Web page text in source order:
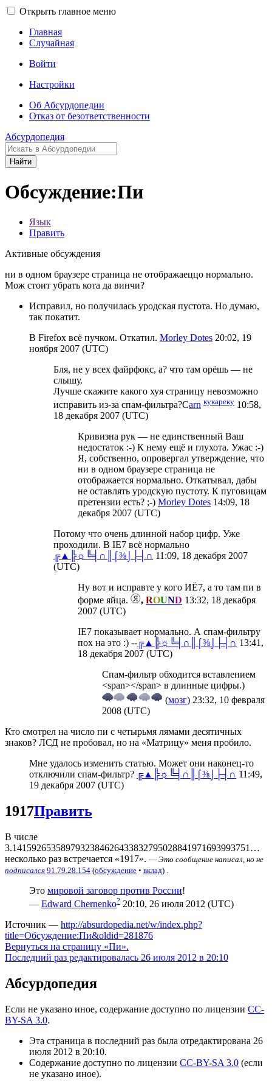
Открыть главное меню
Главная
Случайная
Войти
Настройки
Об Абсурдопедии
Отказ от безответственности
Абсурдопедия
Найти
Обсуждение:Пи
Язык
Править
Активные обсуждения
ни в одном браузере страница не отображаеццо нормально.
Мож стоит убрать кота да винчи?
Исправил, но получилась уродская пустота. Но думаю,
так покатит.
В Firefox всё пучком. Откатил. Morley Dotes 20:02, 19
ноября 2007 (UTC)
Бля, не у всех файрфокс, а? что там орёшь — не
слышу.
Лучше скажите какого хуя страницу невозможно
исправить из-за спам-фильтра?Carn кукареку 10:58,
18 декабря 2007 (UTC)
Кривизна рук — не единственный Ваш
недостаток :-) К нему ещё и глухота. Ужас :-)
Я, собственно, опровергал утверждение, что
ни в одном браузере страница не
отображается нормально. Откатывал, дабы
не оставлять уродскую пустоту. К пуговицам
претензии есть? ;-) Morley Dotes 14:09, 18
декабря 2007 (UTC)
Потому что очень длинной набор цифр. Уже
проходили. В IE7 всё нормально
╔▲╠☼╚╡∩║⌠⅜⌡├┤∩ 11:09, 18 декабря 2007
(UTC)
Ну вот и исправте у кого ИЁ7, а то там пи в
форме яйца.
, ROUND 13:32, 18 декабря
2007 (UTC)
IE7 показывает нормально. А спам-фильтру
пох на это :) --╔▲╠☼╚╡∩║⌠⅜⌡├┤∩ 13:41,
18 декабря 2007 (UTC)
Спам-фильтр обходится вставлением
<span></span> в длинные цифры.)
(мозг) 23:32, 10 февраля
2008 (UTC)
Кто смотрел на число пи с четырьмя лямами десятичных
знаков? ЛСД не пробовал, но на «Матрицу» меня пробило.
Мне удалось изменить статью. Может они наконец-то
отключили спам-фильтр? ╔▲╠☼╚╡∩║⌠⅜⌡├┤∩ 11:49,
19 декабря 2007 (UTC)
1917Править
В числе
3.1415926535897932384626433832795028841971693993751…
несколько раз встречается «1917». — Это сообщение написал, но не
подписался 91.79.28.154 (обсуждение • вклад) .
Это мировой заговор против России!
— Edward Chernenko? 20:10, 26 июля 2012 (UTC)
Источник — http://absurdopedia.net/w/index.php?
title=Обсуждение:Пи&oldid=281876
Вернуться на страницу «Пи».
Последний раз редактировалась 26 июля 2012 в 20:10
Абсурдопедия
Если не указано иное, содержание доступно по лицензии CC-
BY-SA 3.0.
Эта страница в последний раз была отредактирована 26
июля 2012 в 20:10.
Содержание доступно по лицензии CC-BY-SA 3.0 (если
не указано иное).